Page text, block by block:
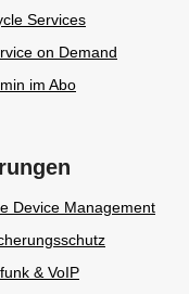
Services
on Demand
im Abo
Device Management
& VoIP